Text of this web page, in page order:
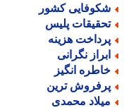
کشور
پلیس
هزینه
نگرانی
انگیز
ترین
محمدی